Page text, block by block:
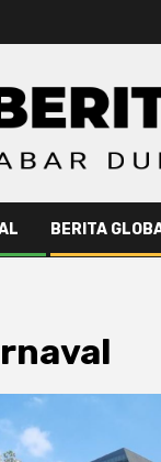
BERITA